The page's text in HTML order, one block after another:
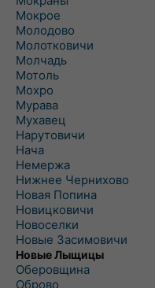
Мокрое
Молодово
Молотковичи
Молчадь
Мотоль
Мохро
Мурава
Мухавец
Нарутовичи
Нача
Немержа
Нижнее Чернихово
Новая Попина
Новицковичи
Новоселки
Новые Засимовичи
Новые Лыщицы
Оберовщина
Оброво